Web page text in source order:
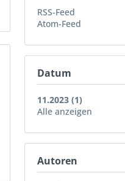
RSS-Feed
Atom-Feed
Datum
11.2023 (1)
Alle anzeigen
Autoren